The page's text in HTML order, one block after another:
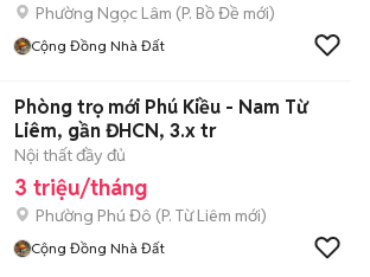
Phường Ngọc Lâm (P. Bồ Đề mới)
Cộng Đồng Nhà Đất
Phòng trọ mới Phú Kiều - Nam Từ
Liêm, gần ĐHCN, 3.x tr
Nội thất đầy đủ
3 triệu/tháng
Phường Phú Đô (P. Từ Liêm mới)
Cộng Đồng Nhà Đất